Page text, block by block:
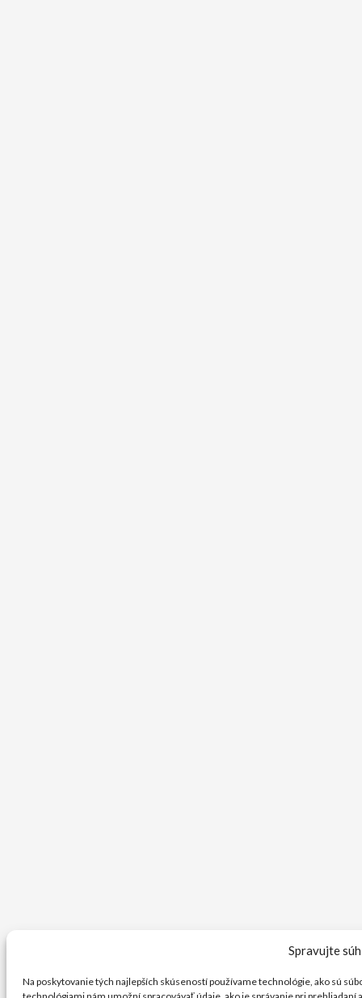
Spravujte
Na poskytovanie tých najlepších skúseností používame technológie, ako sú